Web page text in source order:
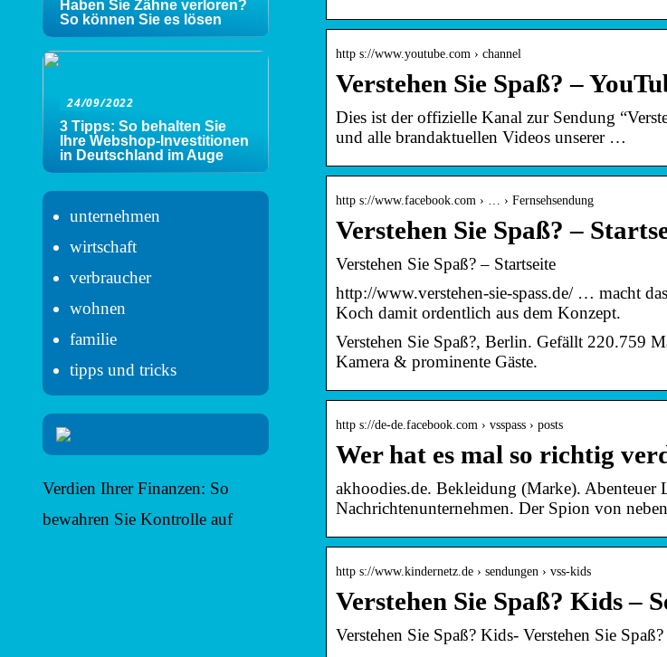
http s://www.youtube.com › channel
Verstehen Sie Spaß? –
Dies ist der offizielle Kanal zur Sendung
und alle brandaktuellen Videos unserer …
http s://www.facebook.com › … › Fernsehsendung
Verstehen Sie Spaß? –
Verstehen Sie Spaß? – Startseite
http://www.verstehen-sie-spass.de/ … macht
Koch damit ordentlich aus dem Konzept.
Verstehen Sie Spaß?, Berlin. Gefällt 220.759
Kamera & prominente Gäste.
http s://de-de.facebook.com › vsspass › posts
Wer hat es mal so richtig
akhoodies.de. Bekleidung (Marke). Abenteuer
Nachrichtenunternehmen. Der Spion von
http s://www.kindernetz.de › sendungen › vss-kids
Verstehen Sie Spaß? Kids –
Verstehen Sie Spaß? Kids- Verstehen Sie
Haben Sie Zähne verloren?
So können Sie es lösen
24/09/2022
3 Tipps: So behalten Sie
Ihre Webshop-Investitionen
in Deutschland im Auge
unternehmen
wirtschaft
verbraucher
wohnen
familie
tipps und tricks
Verdien Ihrer Finanzen: So
bewahren Sie Kontrolle auf